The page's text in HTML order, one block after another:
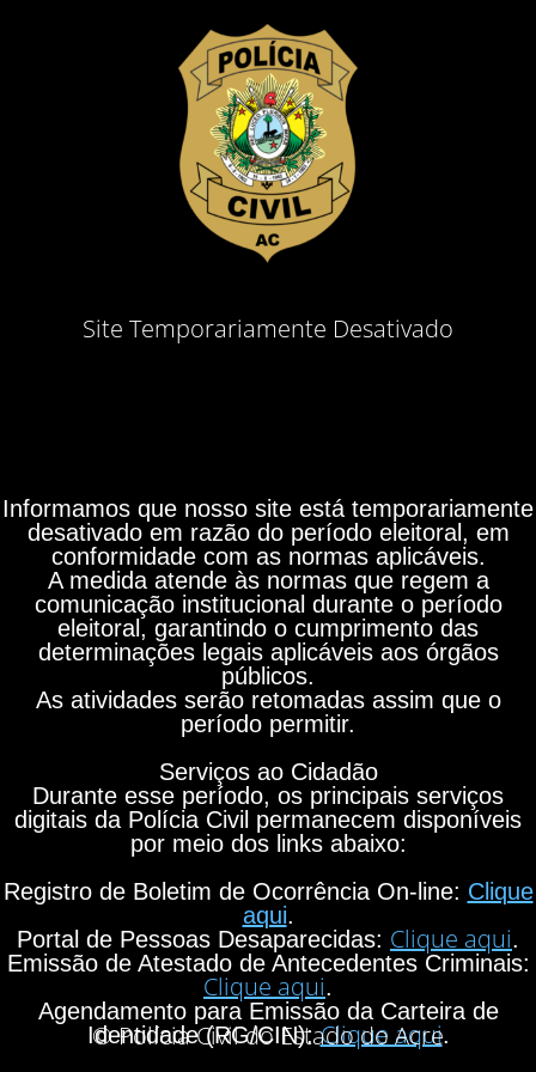
Site Temporariamente Desativado
Informamos que nosso site está temporariamente
desativado em razão do período eleitoral, em
conformidade com as normas aplicáveis.
A medida atende às normas que regem a
comunicação institucional durante o período
eleitoral, garantindo o cumprimento das
determinações legais aplicáveis aos órgãos
públicos.
As atividades serão retomadas assim que o
período permitir.
Serviços ao Cidadão
Durante esse período, os principais serviços
digitais da Polícia Civil permanecem disponíveis
por meio dos links abaixo:
Registro de Boletim de Ocorrência On-line: Clique
aqui.
Portal de Pessoas Desaparecidas: Clique aqui.
Emissão de Atestado de Antecedentes Criminais:
Clique aqui.
Agendamento para Emissão da Carteira de
Identidade (RG/CIN):Clique aqui.
© Polícia Civil do Estado do Acre